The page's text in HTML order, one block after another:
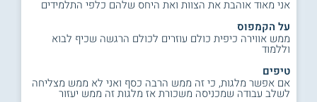
אני מאוד אוהבת את הצוות ואת היחס שלהם כלפי התלמידים
על הקמפוס
ממש אווירה כיפית כולם עוזרים לכולם הרגשה שכיף לבוא
וללמוד
טיפים
אם אפשר מלגות, כי זה ממש הרבה כסף ואני לא ממש מצליחה
לשלב עבודה שמכניסה משכורת אז מלגות זה ממש יעזור